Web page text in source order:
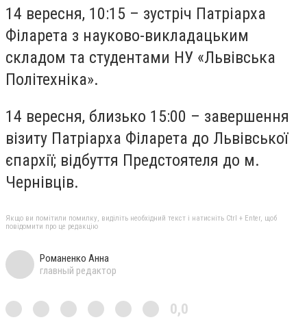
14 вересня, 10:15 – зустріч Патріарха
Філарета з науково-викладацьким
складом та студентами НУ «Львівська
Політехніка».
14 вересня, близько 15:00 – завершення
візиту Патріарха Філарета до Львівської
єпархії; відбуття Предстоятеля до м.
Чернівців.
Якщо ви помітили помилку, виділіть необхідний текст і натисніть Ctrl + Enter, щоб
повідомити про це редакцію
Романенко Анна
главный редактор
0,0